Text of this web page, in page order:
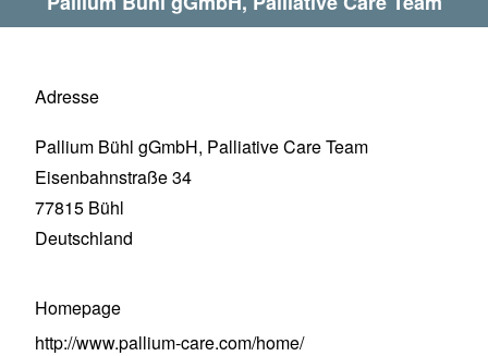
Adresse
Pallium Bühl gGmbH, Palliative Care Team
Eisenbahnstraße 34
77815 Bühl
Deutschland
Homepage
http://www.pallium-care.com/home/